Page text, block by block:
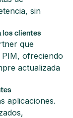
sin
los clientes
que
ofreciendo
actualizada
aplicaciones.